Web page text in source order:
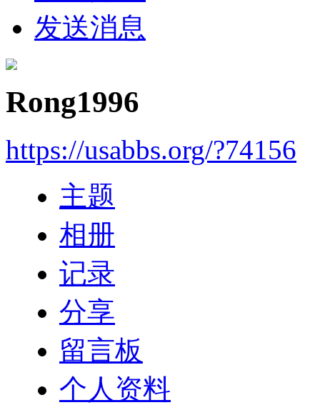
发送消息
Rong1996
https://usabbs.org/?74156
主题
相册
记录
分享
留言板
个人资料